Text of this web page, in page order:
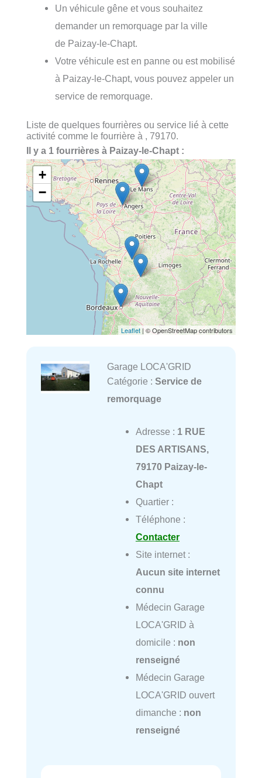
Un véhicule gêne et vous souhaitez
demander un remorquage par la ville
de Paizay-le-Chapt.
Votre véhicule est en panne ou est mobilisé
à Paizay-le-Chapt, vous pouvez appeler un
service de remorquage.
Liste de quelques fourrières ou service lié à cette
activité comme le fourrière à , 79170.
Il y a 1 fourrières à Paizay-le-Chapt :
+
−
Leaflet | © OpenStreetMap contributors
Garage LOCA'GRID
Catégorie : Service de
remorquage
Adresse : 1 RUE
DES ARTISANS,
79170 Paizay-le-
Chapt
Quartier :
Téléphone :
Contacter
Site internet :
Aucun site internet
connu
Médecin Garage
LOCA'GRID à
domicile : non
renseigné
Médecin Garage
LOCA'GRID ouvert
dimanche : non
renseigné